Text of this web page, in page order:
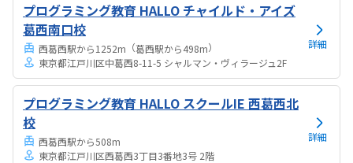
プログラミング教育 HALLO チャイルド・アイズ
葛西南口校
西葛西駅から1252m （葛西駅から498m）
東京都江戸川区中葛西8-11-5 シャルマン・ヴィラージュ2F
詳細
プログラミング教育 HALLO スクールIE 西葛西北
校
西葛西駅から508m
東京都江戸川区西葛西3丁目3番地3号 2階
詳細